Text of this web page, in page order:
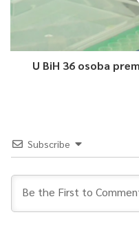
U BiH 36 osoba
Subscribe